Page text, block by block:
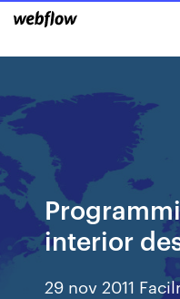
interior
29 nov 2011